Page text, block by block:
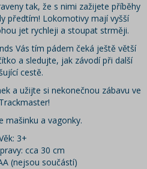
tak, že s nimi zažijete příběhy
předtím! Lokomotivy mají vyšší
jet rychleji a stoupat strměji.
Vás tím pádem čeká ještě větší
a sledujte, jak závodí při další
cestě.
a užijte si nekonečnou zábavu ve
mašinku a vagonky.
3+
cca 30 cm
(nejsou součástí)